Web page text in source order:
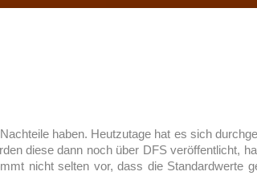
haben. Heutzutage hat es sich
diese dann noch über DFS veröffentlicht,
nicht selten vor, dass die Standardwerte